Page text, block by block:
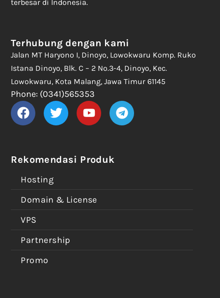
terbesar di Indonesia.
Rekomendasi Produk
Hosting
Domain & License
VPS
Partnership
Promo
Terhubung dengan kami
Jalan MT Haryono I, Dinoyo, Lowokwaru Komp. Ruko
Istana Dinoyo, Blk. C – 2 No.3-4, Dinoyo, Kec.
Lowokwaru, Kota Malang, Jawa Timur 61145
Phone: (0341)565353